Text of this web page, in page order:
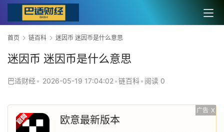
首页 链百科 迷因币 迷因币是什么意思
迷因币 迷因币是什么意思
巴适财经• 2026-05-19 17:04:02•链百科• 阅读 0
广告 X
欧意最新版本